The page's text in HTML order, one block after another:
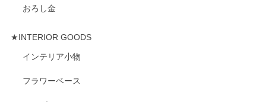
おろし金
★INTERIOR GOODS
インテリア小物
フラワーベース